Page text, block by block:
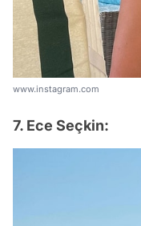
www.instagram.com
7. Ece Seçkin: